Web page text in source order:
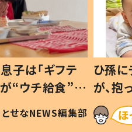
子は「ギフテ
“ウチ給食”を
は #令和の親
とせなNEWS編集部
ひ孫
が、
「涙が
い」